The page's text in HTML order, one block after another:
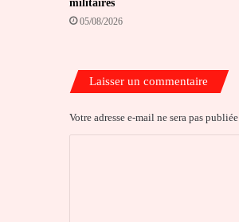
militaires
05/08/2026
Laisser un commentaire
Votre adresse e-mail ne sera pas publiée.